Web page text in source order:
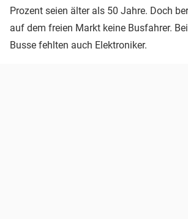
Prozent seien älter als 50 Jahre. Doch
auf dem freien Markt keine Busfahrer.
Busse fehlten auch Elektroniker.